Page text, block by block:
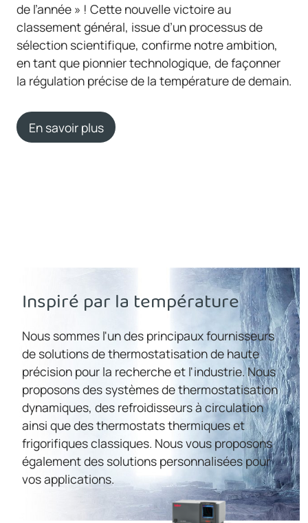
de l’année » ! Cette nouvelle victoire au
classement général, issue d’un processus de
sélection scientifique, confirme notre ambition,
en tant que pionnier technologique, de façonner
la régulation précise de la température de demain.
En savoir plus
Inspiré par la température
Nous sommes l'un des principaux fournisseurs
de solutions de thermostatisation de haute
précision pour la recherche et l'industrie. Nous
proposons des systèmes de thermostatisation
dynamiques, des refroidisseurs à circulation
ainsi que des thermostats thermiques et
frigorifiques classiques. Nous vous proposons
également des solutions personnalisées pour
vos applications.